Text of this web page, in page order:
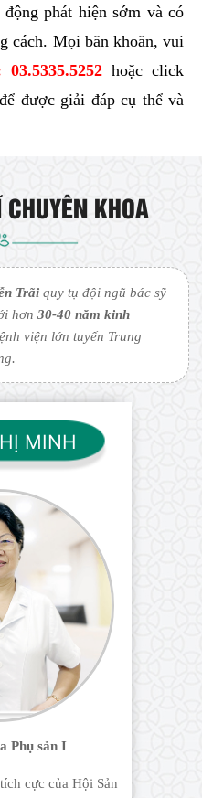
phát hiện sớm và có
cách. Mọi băn khoăn, vui
03.5335.5252 hoặc click
để được giải đáp cụ thể và
KHOA
Trãi quy tụ đội ngũ bác sỹ
hơn30-40 năm kinh
viện lớn tuyến Trung
MINH
Phụ sản I
cực của Hội Sản